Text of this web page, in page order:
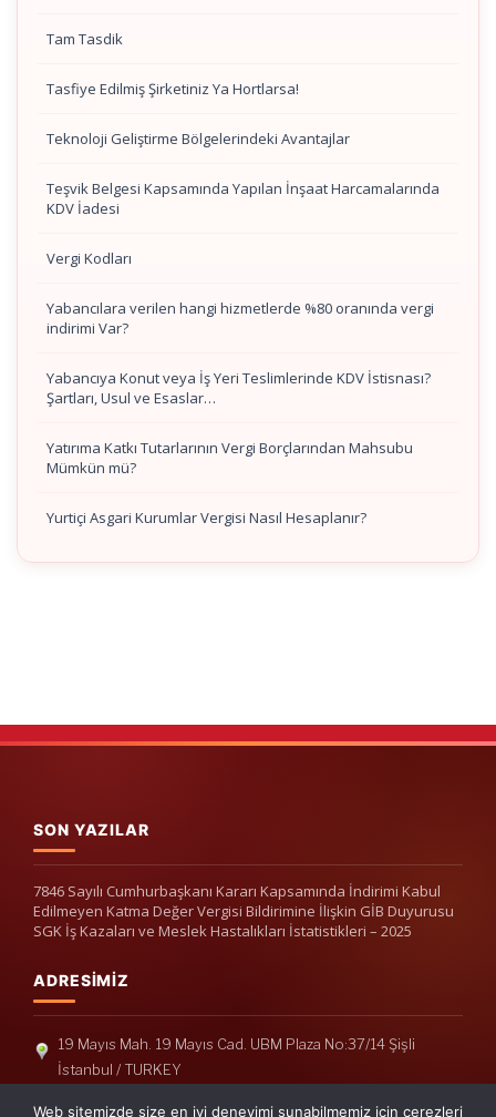
Tam Tasdik
Tasfiye Edilmiş Şirketiniz Ya Hortlarsa!
Teknoloji Geliştirme Bölgelerindeki Avantajlar
Teşvik Belgesi Kapsamında Yapılan İnşaat Harcamalarında
KDV İadesi
Vergi Kodları
Yabancılara verilen hangi hizmetlerde %80 oranında vergi
indirimi Var?
Yabancıya Konut veya İş Yeri Teslimlerinde KDV İstisnası?
Şartları, Usul ve Esaslar…
Yatırıma Katkı Tutarlarının Vergi Borçlarından Mahsubu
Mümkün mü?
Yurtiçi Asgari Kurumlar Vergisi Nasıl Hesaplanır?
SON YAZILAR
7846 Sayılı Cumhurbaşkanı Kararı Kapsamında İndirimi Kabul
Edilmeyen Katma Değer Vergisi Bildirimine İlişkin GİB Duyurusu
SGK İş Kazaları ve Meslek Hastalıkları İstatistikleri – 2025
ADRESIMIZ
19 Mayıs Mah. 19 Mayıs Cad. UBM Plaza No:37/14 Şişli
İstanbul / TURKEY
Telefon: +90(212) 240 33 39
Web sitemizde size en iyi deneyimi sunabilmemiz için çerezleri